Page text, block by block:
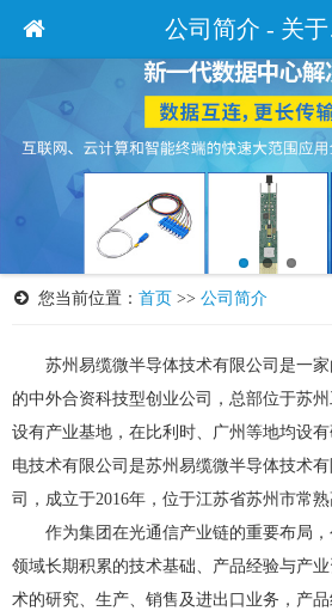
公
您当前位置： 首页 >> 公司简介
苏州易缆微半导体技术有限公司是一
的中外合资科技型创业公司，总部位于苏
设有产业基地，在比利时、广州等地均设
电技术有限公司是苏州易缆微半导体技术
司，成立于2016年，位于江苏省苏州市常熟
作为集团在光通信产业链的重要布局
领域长期积累的技术基础、产品经验与产
术的研究、生产、销售及进出口业务，产